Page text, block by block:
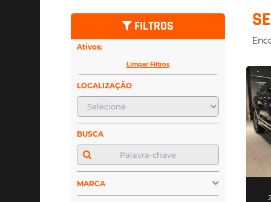
FILTROS
Ativos:
Limpar Filtros
LOCALIZAÇÃO
BUSCA
MARCA